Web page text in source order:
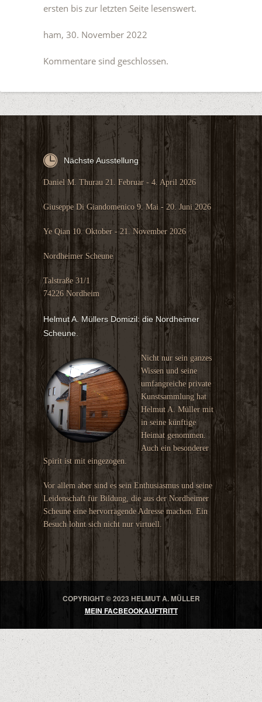
ersten bis zur letzten Seite lesenswert.
ham, 30. November 2022
Kommentare sind geschlossen.
Nächste Ausstellung
Daniel M. Thurau 21. Februar - 4. April 2026
Giuseppe Di Giandomenico 9. Mai - 20. Juni 2026
Ye Qian 10. Oktober - 21. November 2026
Nordheimer Scheune
Talstraße 31/1
74226 Nordheim
Helmut A. Müllers Domizil: die Nordheimer
Scheune.
Nicht nur sein ganzes
Wissen und seine
umfangreiche private
Kunstsammlung hat
Helmut A. Müller mit
in seine künftige
Heimat genommen.
Auch ein besonderer
Spirit ist mit eingezogen.
Vor allem aber sind es sein Enthusiasmus und seine
Leidenschaft für Bildung, die aus der Nordheimer
Scheune eine hervorragende Adresse machen. Ein
Besuch lohnt sich nicht nur virtuell.
COPYRIGHT © 2023 HELMUT A. MÜLLER
MEIN FACBEOOKAUFTRITT